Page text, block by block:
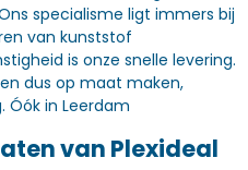
specialisme ligt immers bij
van kunststof
is onze snelle levering.
dus op maat maken,
Óók in Leerdam
van Plexideal